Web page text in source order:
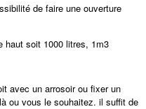
de faire une ouverture
haut soit 1000 litres, 1m3
avec un arrosoir ou fixer un
ou vous le souhaitez. il suffit de